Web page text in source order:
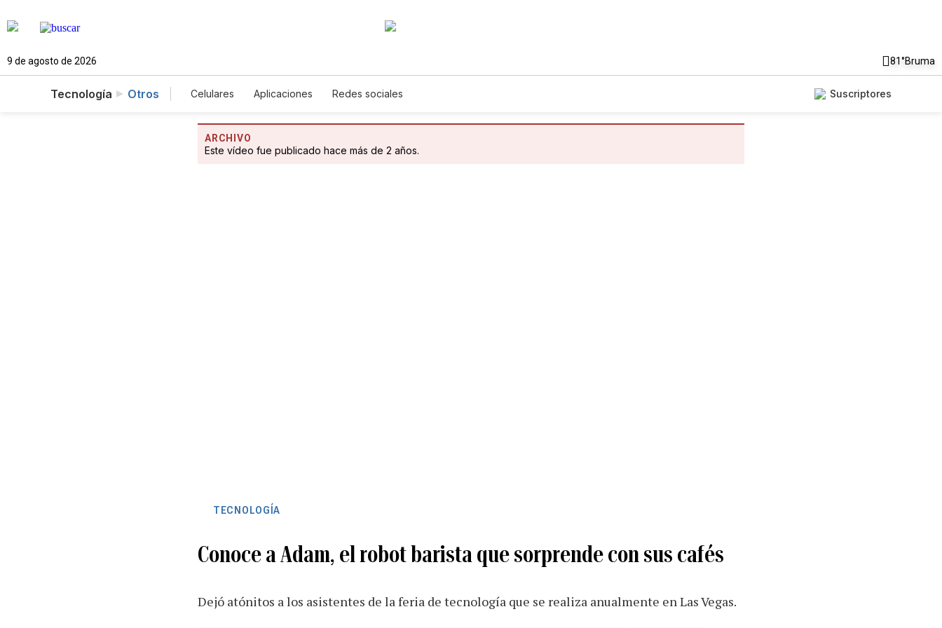
9 de agosto de 2026 81°Bruma
Tecnología Otros Celulares Aplicaciones Redes sociales Suscriptores
ARCHIVO
Este vídeo fue publicado hace más de 2 años.
TECNOLOGÍA
Conoce a Adam, el robot barista que sorprende con sus cafés
Dejó atónitos a los asistentes de la feria de tecnología que se realiza anualmente en Las Vegas.